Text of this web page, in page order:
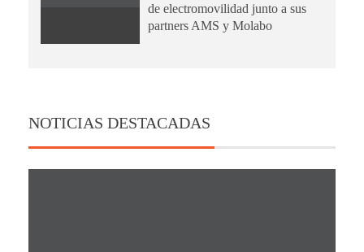
de electromovilidad junto a sus
partners AMS y Molabo
NOTICIAS DESTACADAS